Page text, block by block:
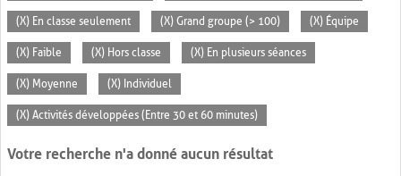
(X) En classe seulement (X) Grand groupe (> 100) (X) Équipe
(X) Faible (X) Hors classe (X) En plusieurs séances
(X) Moyenne (X) Individuel
(X) Activités développées (Entre 30 et 60 minutes)
Votre recherche n'a donné aucun résultat